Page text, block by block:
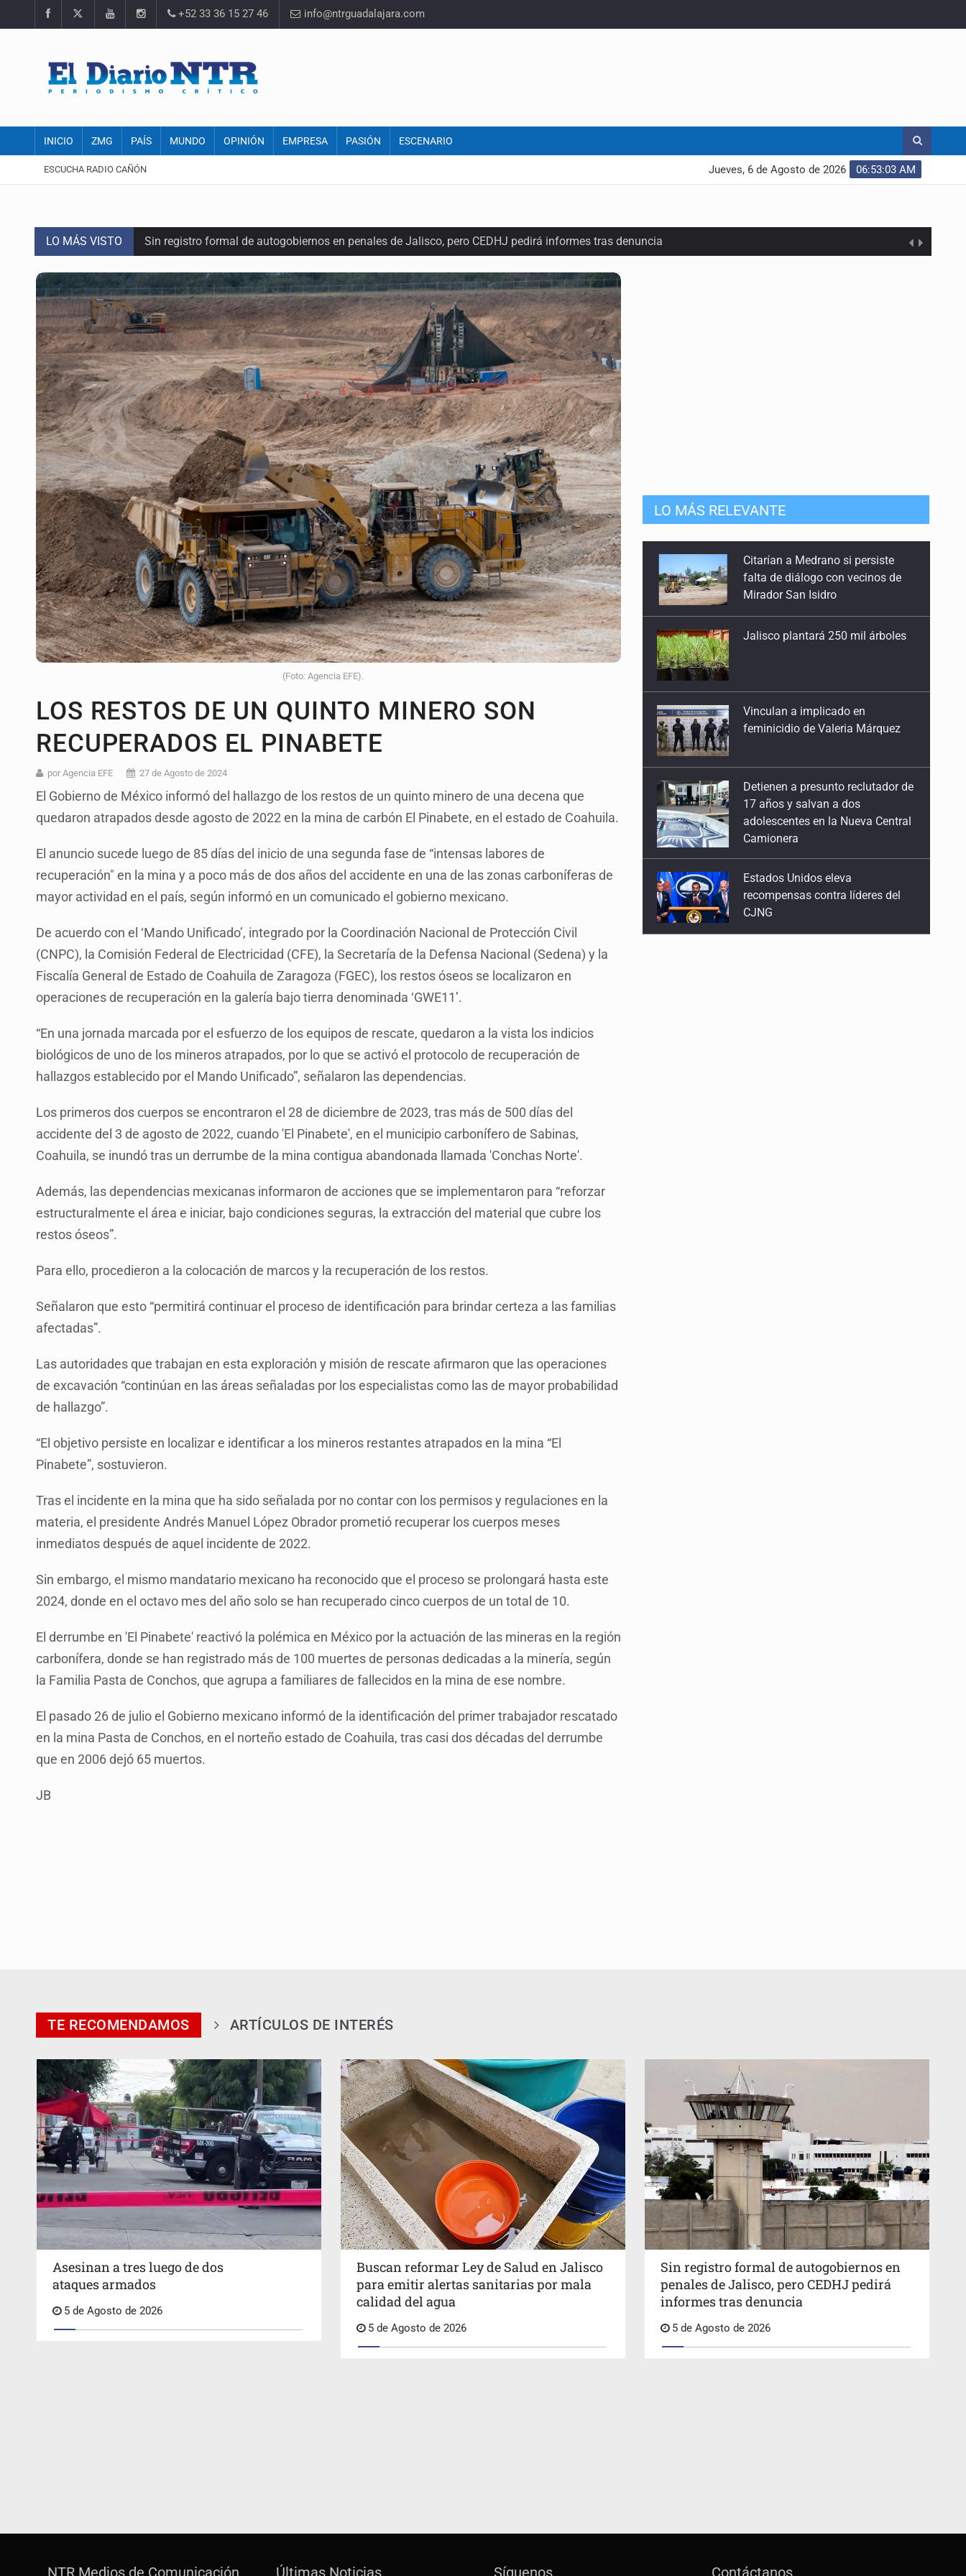
+52 33 36 15 27 46 info@ntrguadalajara.com
INICIO ZMG PAÍS MUNDO OPINIÓN EMPRESA PASIÓN ESCENARIO
ESCUCHA RADIO CAÑÓN 06:53:04 AM
Jueves, 6 de Agosto de 2026
LO MÁS VISTO Sin registro formal de autogobiernos en penales de Jalisco, pero CEDHJ pedirá informes tras denuncia
Citarían a Medrano si persiste falta de diálogo con vecinos de Mirador San Isidro
Asesinan a tres luego de dos ataques armados
Mujer resulta lesionada tras ataque de pitbull en Zapopan
Vinculan a pareja que extorsionaba con peluches para exigir 'cobro de piso'
Mueren cuatro personas por volcadura en San Miguel el Alto
Ken Salazar afirma que no tiene evidencia de vínculos entre el gobierno de México y el crimen organizado
Sheinbaum se reúnen secretario de Estado del Vaticano
Vinculan a responsable de homicidio registrado en 2025 en Tlaquepaque
Buscan reformar Ley de Salud en Jalisco para emitir alertas sanitarias por mala calidad del agua
(Foto: Agencia EFE).
LOS RESTOS DE UN QUINTO MINERO SON
RECUPERADOS EL PINABETE
por Agencia EFE 27 de Agosto de 2024
El Gobierno de México informó del hallazgo de los restos de un quinto minero de una decena que
quedaron atrapados desde agosto de 2022 en la mina de carbón El Pinabete, en el estado de Coahuila.
El anuncio sucede luego de 85 días del inicio de una segunda fase de “intensas labores de
recuperación" en la mina y a poco más de dos años del accidente en una de las zonas carboníferas de
mayor actividad en el país, según informó en un comunicado el gobierno mexicano.
De acuerdo con el ‘Mando Unificado’, integrado por la Coordinación Nacional de Protección Civil
(CNPC), la Comisión Federal de Electricidad (CFE), la Secretaría de la Defensa Nacional (Sedena) y la
Fiscalía General de Estado de Coahuila de Zaragoza (FGEC), los restos óseos se localizaron en
operaciones de recuperación en la galería bajo tierra denominada ‘GWE11’.
“En una jornada marcada por el esfuerzo de los equipos de rescate, quedaron a la vista los indicios
biológicos de uno de los mineros atrapados, por lo que se activó el protocolo de recuperación de
hallazgos establecido por el Mando Unificado”, señalaron las dependencias.
Los primeros dos cuerpos se encontraron el 28 de diciembre de 2023, tras más de 500 días del
accidente del 3 de agosto de 2022, cuando 'El Pinabete', en el municipio carbonífero de Sabinas,
Coahuila, se inundó tras un derrumbe de la mina contigua abandonada llamada 'Conchas Norte'.
Además, las dependencias mexicanas informaron de acciones que se implementaron para “reforzar
estructuralmente el área e iniciar, bajo condiciones seguras, la extracción del material que cubre los
restos óseos”.
Para ello, procedieron a la colocación de marcos y la recuperación de los restos.
Señalaron que esto “permitirá continuar el proceso de identificación para brindar certeza a las familias
afectadas”.
Las autoridades que trabajan en esta exploración y misión de rescate afirmaron que las operaciones
de excavación “continúan en las áreas señaladas por los especialistas como las de mayor probabilidad
de hallazgo”.
“El objetivo persiste en localizar e identificar a los mineros restantes atrapados en la mina “El
Pinabete”, sostuvieron.
Tras el incidente en la mina que ha sido señalada por no contar con los permisos y regulaciones en la
materia, el presidente Andrés Manuel López Obrador prometió recuperar los cuerpos meses
inmediatos después de aquel incidente de 2022.
Sin embargo, el mismo mandatario mexicano ha reconocido que el proceso se prolongará hasta este
2024, donde en el octavo mes del año solo se han recuperado cinco cuerpos de un total de 10.
El derrumbe en 'El Pinabete' reactivó la polémica en México por la actuación de las mineras en la región
carbonífera, donde se han registrado más de 100 muertes de personas dedicadas a la minería, según
la Familia Pasta de Conchos, que agrupa a familiares de fallecidos en la mina de ese nombre.
El pasado 26 de julio el Gobierno mexicano informó de la identificación del primer trabajador rescatado
en la mina Pasta de Conchos, en el norteño estado de Coahuila, tras casi dos décadas del derrumbe
que en 2006 dejó 65 muertos.
JB
LO MÁS RELEVANTEfalta de diálogo con vecinos de
Mirador San Isidro
Jalisco plantará 250 mil árboles
Vinculan a implicado en
Detienen a presunto reclutador de
17 años y salvan a dos
Camionera
Estados Unidos eleva
recompensas contra líderes del
CJNG
Mueren cuatro personas por
volcadura en San Miguel el Alto
TE RECOMENDAMOS ARTÍCULOS DE INTERÉS
Asesinan a tres luego de dos
ataques armados
5 de Agosto de 2026
Buscan reformar Ley de Salud en Jalisco
para emitir alertas sanitarias por mala
calidad del agua
5 de Agosto de 2026
Sin registro formal de autogobiernos en
penales de Jalisco, pero CEDHJ pedirá
informes tras denuncia
5 de Agosto de 2026
NTR Medios de Comunicación Últimas Noticias Síguenos Contáctanos